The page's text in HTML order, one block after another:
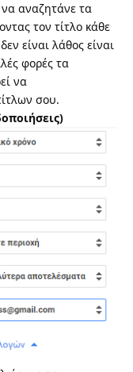
να αναζητάνε τα
τον τίτλο κάθε
είναι λάθος είναι
φορές τα
να
σου.